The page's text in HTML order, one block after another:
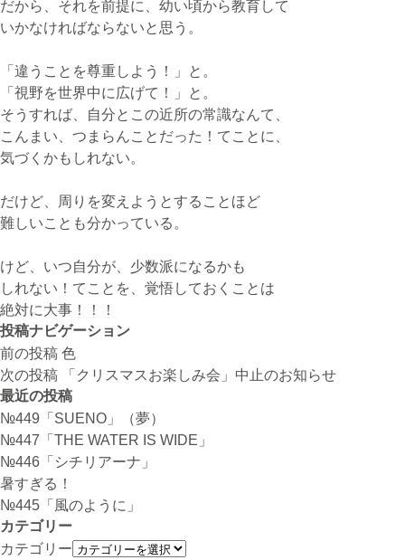
だから、それを前提に、幼い頃から教育して
いかなければならないと思う。
「違うことを尊重しよう！」と。
「視野を世界中に広げて！」と。
そうすれば、自分とこの近所の常識なんて、
こんまい、つまらんことだった！てことに、
気づくかもしれない。
だけど、周りを変えようとすることほど
難しいことも分かっている。
けど、いつ自分が、少数派になるかも
しれない！てことを、覚悟しておくことは
絶対に大事！！！
投稿ナビゲーション
前の投稿 色
次の投稿 「クリスマスお楽しみ会」中止のお知らせ
最近の投稿
№449「SUENO」（夢）
№447「THE WATER IS WIDE」
№446「シチリアーナ」
暑すぎる！
№445「風のように」
カテゴリー
カテゴリー